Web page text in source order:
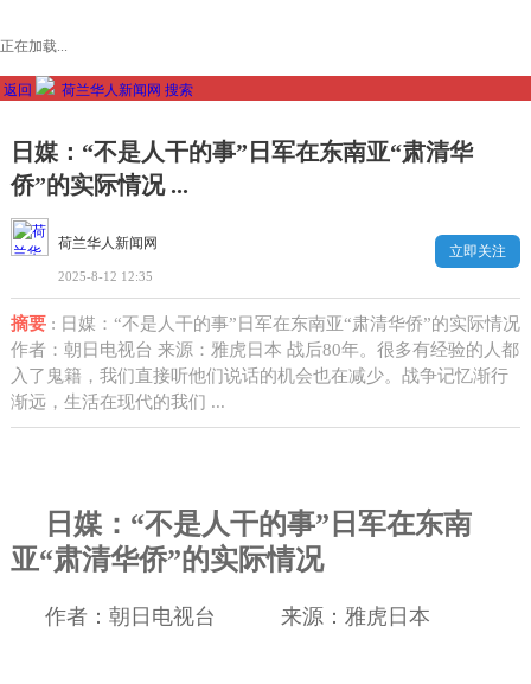
正在加载...
返回 荷兰华人新闻网 搜索
日媒：“不是人干的事”日军在东南亚“肃清华
侨”的实际情况 ...
荷兰华人新闻网
2025-8-12 12:35
立即关注
摘要: 日媒：“不是人干的事”日军在东南亚“肃清华侨”的实际情况
作者：朝日电视台 来源：雅虎日本 战后80年。很多有经验的人都
入了鬼籍，我们直接听他们说话的机会也在减少。战争记忆渐行
渐远，生活在现代的我们 ...
日媒：“不是人干的事”日军在东南
亚“肃清华侨”的实际情况
作者：朝日电视台 来源：雅虎日本